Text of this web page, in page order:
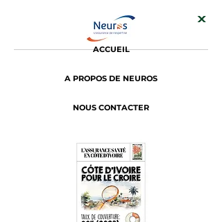
ACCUEIL
A PROPOS DE NEUROS
NOUS CONTACTER